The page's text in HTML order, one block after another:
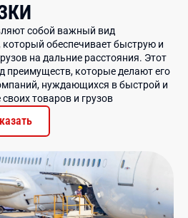
собой важный вид
который обеспечивает быструю и
на дальние расстояния. Этот
преимуществ, которые делают его
нуждающихся в быстрой и
товаров и грузов